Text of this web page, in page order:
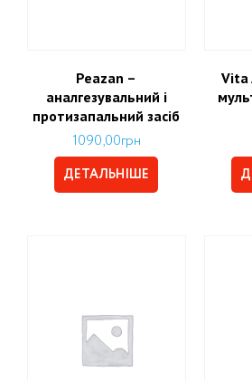
Peazan –
аналгезувальний і
протизапальний засіб
1090,00грн
ДЕТАЛЬНІШЕ
Vita